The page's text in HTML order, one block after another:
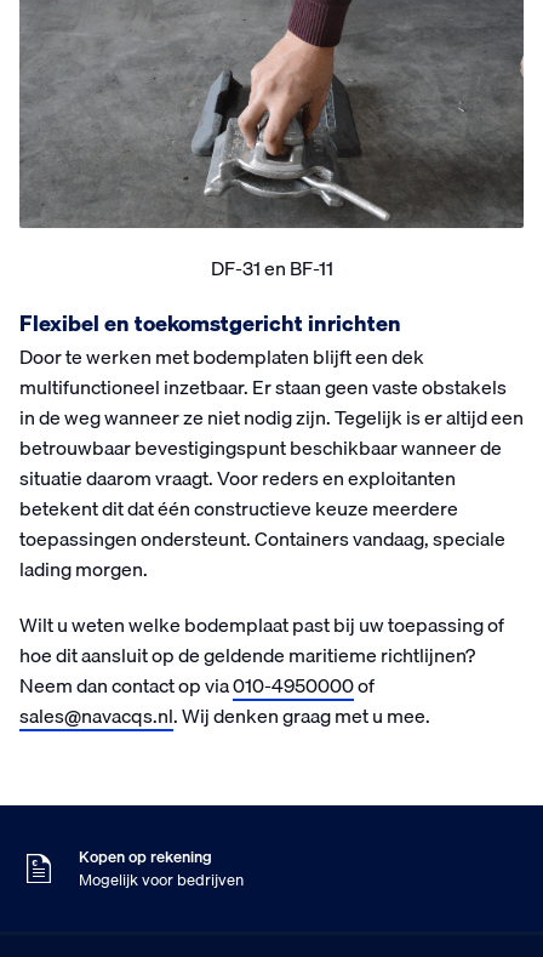
DF-31 en BF-11
Flexibel en toekomstgericht inrichten
Door te werken met bodemplaten blijft een dek
multifunctioneel inzetbaar. Er staan geen vaste obstakels
in de weg wanneer ze niet nodig zijn. Tegelijk is er altijd een
betrouwbaar bevestigingspunt beschikbaar wanneer de
situatie daarom vraagt. Voor reders en exploitanten
betekent dit dat één constructieve keuze meerdere
toepassingen ondersteunt. Containers vandaag, speciale
lading morgen.
Wilt u weten welke bodemplaat past bij uw toepassing of
hoe dit aansluit op de geldende maritieme richtlijnen?
Neem dan contact op via010-4950000of
sales@navacqs.nl. Wij denken graag met u mee.
9
Klanten geven ons
Kopen op rekening
Mogelijk voor bedrijven